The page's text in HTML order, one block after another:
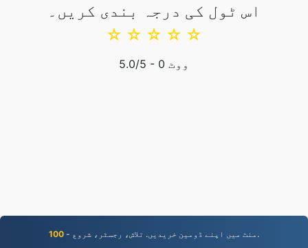
اس ٹول کی درجہ بندی کریں۔
☆
☆
☆
☆
☆
5.0/5 - 0 ووٹ
100 - منٹ میں اپنے ڈومین خریدیں. تلاش، رجسٹر، شروع.